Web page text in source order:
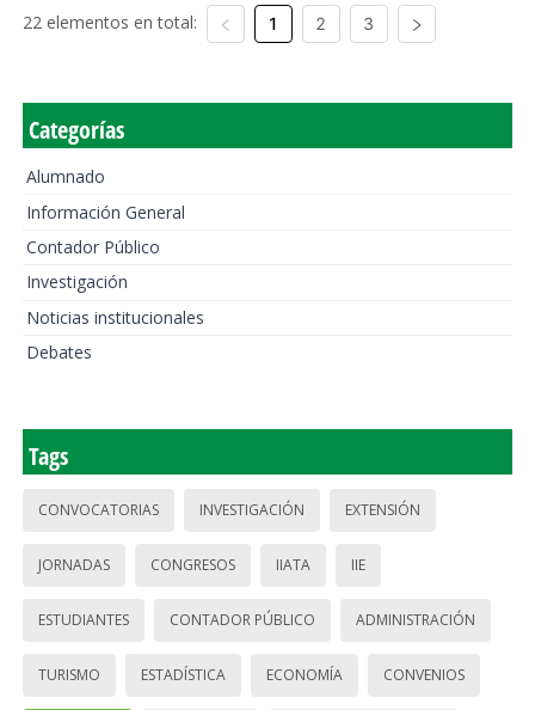
22 elementos en total: 1 2 3
Categorías
Alumnado
Información General
Contador Público
Investigación
Noticias institucionales
Debates
Tags
CONVOCATORIAS INVESTIGACIÓN EXTENSIÓN
JORNADAS CONGRESOS IIATA IIE
ESTUDIANTES CONTADOR PÚBLICO ADMINISTRACIÓN
TURISMO ESTADÍSTICA ECONOMÍA CONVENIOS